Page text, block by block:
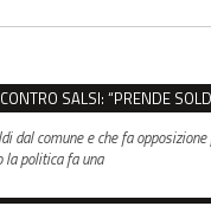
dal comune e che fa
la politica fa una